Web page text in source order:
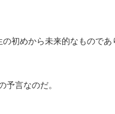
初めから未来的なもので
言なのだ。